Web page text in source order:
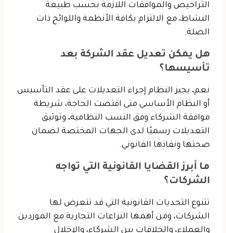
التراخيص والموافقات اللازمة بحسب طبيعة
النشاط، مع الالتزام بكافة الأنظمة واللوائح ذات
الصلة.
هل يمكن تعديل عقد الشركة بعد
تأسيسها؟
نعم، يجيز النظام إجراء التعديلات على عقد التأسيس
أو النظام الأساسي متى اقتضت الحاجة، شريطة
موافقة الشركاء وفق النسب النظامية، وتوثيق
التعديلات رسميًا لدى الجهات المختصة لضمان
صحتها ونفاذها القانوني.
ما أبرز القضايا القانونية التي تواجه
الشركات؟
تتنوع التحديات القانونية التي قد تتعرض لها
الشركات، ومن أهمها النزاعات التجارية مع الموردين
والعملاء، والخلافات بين الشركاء، والإخلال